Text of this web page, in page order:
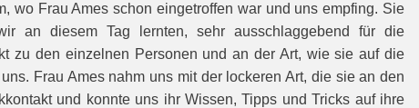
wo Frau Ames schon eingetroffen war und uns empfing. Sie
an diesem Tag lernten, sehr ausschlaggebend für die
zu den einzelnen Personen und an der Art, wie sie auf die
Frau Ames nahm uns mit der lockeren Art, die sie an den
und konnte uns ihr Wissen, Tipps und Tricks auf ihre